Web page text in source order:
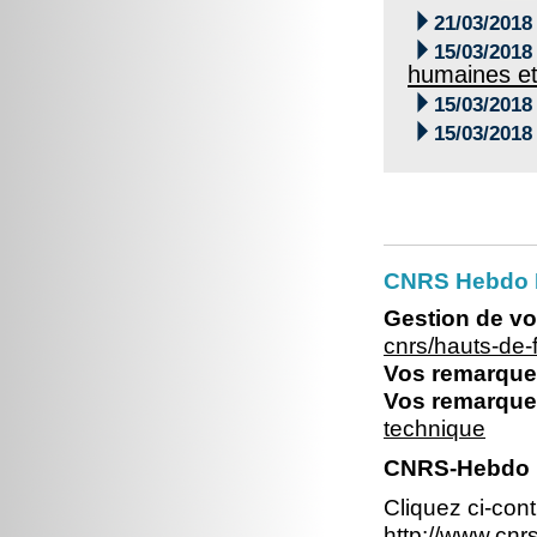
 21/03/2018
 15/03/2018
humaines
 15/03/2018
 15/03/2018
CNRS
Gestion de
cnrs/hauts-
Vos
Vos
technique
CNRS-
Cliquez ci-